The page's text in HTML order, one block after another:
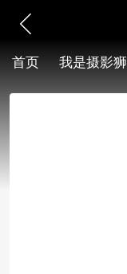
首页 我是摄影狮